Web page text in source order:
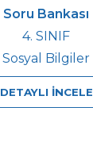
Soru Bankası
4. SINIF
Sosyal Bilgiler
DETAYLI İNCELE